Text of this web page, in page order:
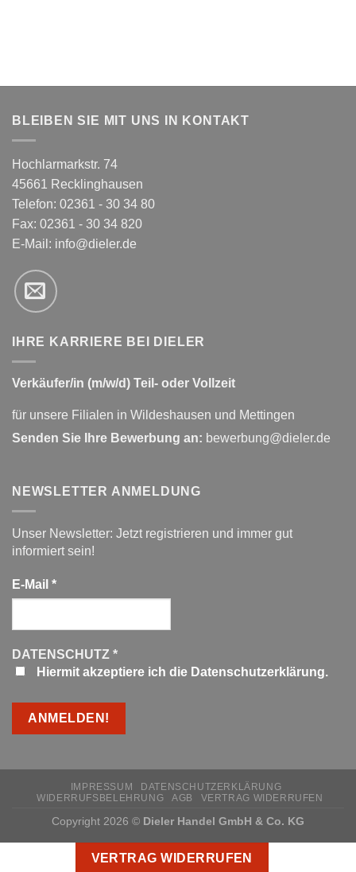
BLEIBEN SIE MIT UNS IN KONTAKT
Hochlarmarkstr. 74
45661 Recklinghausen
Telefon: 02361 - 30 34 80
Fax: 02361 - 30 34 820
E-Mail: info@dieler.de
IHRE KARRIERE BEI DIELER
Verkäufer/in (m/w/d) Teil- oder Vollzeit
für unsere Filialen in Wildeshausen und Mettingen
Senden Sie Ihre Bewerbung an: bewerbung@dieler.de
NEWSLETTER ANMELDUNG
Unser Newsletter: Jetzt registrieren und immer gut
informiert sein!
E-Mail *
DATENSCHUTZ *
Hiermit akzeptiere ich die Datenschutzerklärung.
IMPRESSUM
DATENSCHUTZERKLÄRUNG
WIDERRUFSBELEHRUNG
AGB VERTRAG WIDERRUFEN
Copyright 2026 © Dieler Handel GmbH & Co. KG
VERTRAG WIDERRUFEN